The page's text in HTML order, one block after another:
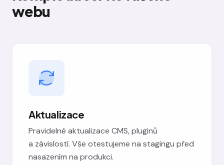
webu
Aktualizace
Pravidelné aktualizace CMS, pluginů
a závislostí. Vše otestujeme na stagingu před
nasazením na produkci.